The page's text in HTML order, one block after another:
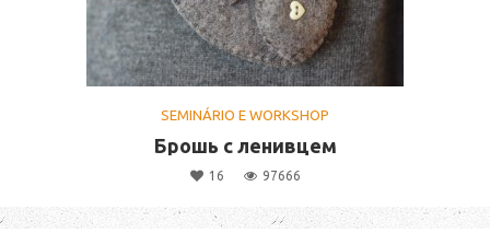
SEMINÁRIO E WORKSHOP
Брошь с ленивцем
16 97666